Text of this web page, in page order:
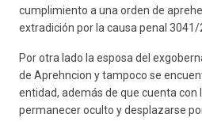
cumplimiento a una orden de
extradición por la causa penal
Por otra lado la esposa del
de Aprehncion y tampoco se
entidad, además de que cuenta con
permanecer oculto y desplazarse